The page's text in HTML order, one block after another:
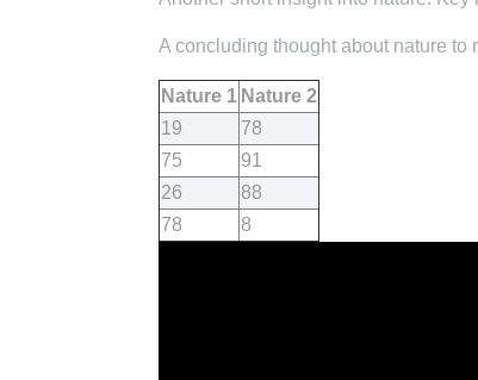
A concluding thought about nature to
Nature 1 Nature 2
19
78
75
91
26
88
78
8